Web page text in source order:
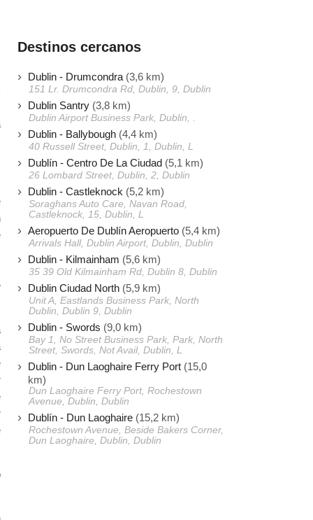
Destinos cercanos
Dublin - Drumcondra (3,6 km)
151 Lr. Drumcondra Rd, Dublin, 9, Dublin
Dublin Santry (3,8 km)
Dublin Airport Business Park, Dublin, .
Dublin - Ballybough (4,4 km)
40 Russell Street, Dublin, 1, Dublin, L
Dublín - Centro De La Ciudad (5,1 km)
26 Lombard Street, Dublin, 2, Dublin
Dublin - Castleknock (5,2 km)
Soraghans Auto Care, Navan Road,
Castleknock, 15, Dublin, L
Aeropuerto De Dublín Aeropuerto (5,4 km)
Arrivals Hall, Dublin Airport, Dublin, Dublin
Dublin - Kilmainham (5,6 km)
35 39 Old Kilmainham Rd, Dublin 8, Dublin
Dublin Ciudad North (5,9 km)
Unit A, Eastlands Business Park, North
Dublin, Dublin 9, Dublin
Dublin - Swords (9,0 km)
Bay 1, No Street Business Park, Park, North
Street, Swords, Not Avail, Dublin, L
Dublin - Dun Laoghaire Ferry Port (15,0
km)
Dun Laoghaire Ferry Port, Rochestown
Avenue, Dublin, Dublin
Dublín - Dun Laoghaire (15,2 km)
Rochestown Avenue, Beside Bakers Corner,
Dun Laoghaire, Dublin, Dublin